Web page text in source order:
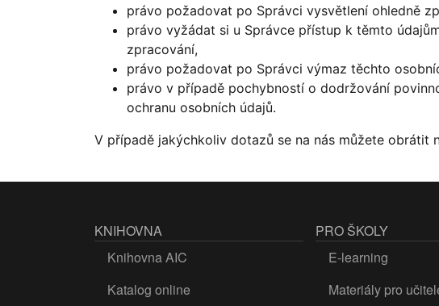
právo požadovat po Správci vysvětlení ohledně
právo vyžádat si u Správce přístup k těmto
zpracování,
právo požadovat po Správci výmaz těchto
právo v případě pochybností o dodržování
ochranu osobních údajů.
V případě jakýchkoliv dotazů se na nás můžete obrátit
KNIHOVNA
Knihovna AIC
Katalog online
PRO ŠKOLY
E-learning
Materiály pro